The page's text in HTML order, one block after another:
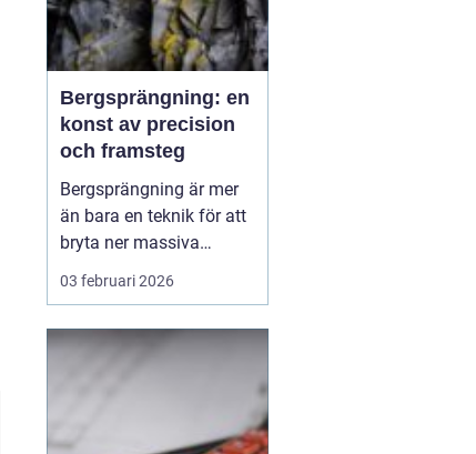
Bergsprängning: en
konst av precision
och framsteg
Bergsprängning är mer
än bara en teknik för att
bryta ner massiva
bergformationer. Det är
omfattande kunskap för
att säkerställa att
03 februari 2026